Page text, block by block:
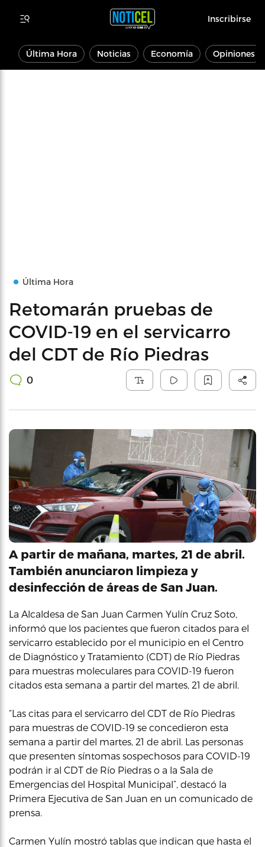
Inscribirse
Última Hora Noticias Economía Opiniones
Última Hora
Retomarán pruebas de
COVID-19 en el servicarro
del CDT de Río Piedras
0
A partir de mañana, martes, 21 de abril.
También anunciaron limpieza y
desinfección de áreas de San Juan.
La Alcaldesa de San Juan Carmen Yulín Cruz Soto,
informó que los pacientes que fueron citados para el
servicarro establecido por el municipio en el Centro
de Diagnóstico y Tratamiento (CDT) de Río Piedras
para muestras moleculares para COVID-19 fueron
citados esta semana a partir del martes, 21 de abril.
“Las citas para el servicarro del CDT de Río Piedras
para muestras de COVID-19 se concedieron esta
semana a partir del martes, 21 de abril. Las personas
que presenten síntomas sospechosos para COVID-19
podrán ir al CDT de Río Piedras o a la Sala de
Emergencias del Hospital Municipal”, destacó la
Primera Ejecutiva de San Juan en un comunicado de
prensa.
Carmen Yulín mostró tablas que indican que hasta el